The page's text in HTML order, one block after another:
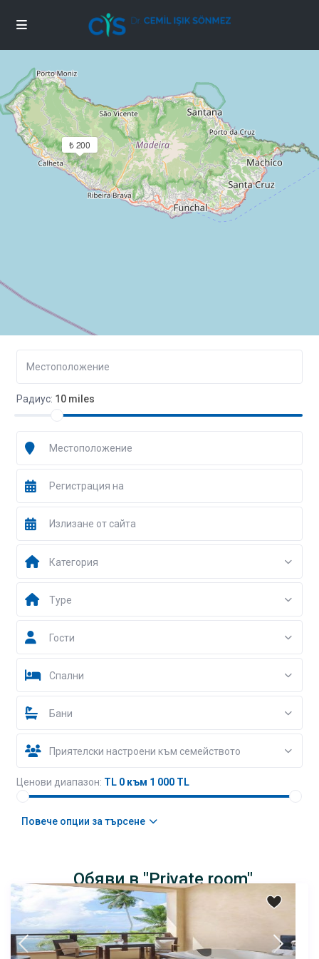
Зареждане на карти
₺ 200
Радиус: 10 miles
Категория
Type
Гости
Спални
Бани
Приятелски настроени към семейството
Ценови диапазон: TL 0 към 1 000 TL
Повече опции за търсене
Обяви в "Private room"